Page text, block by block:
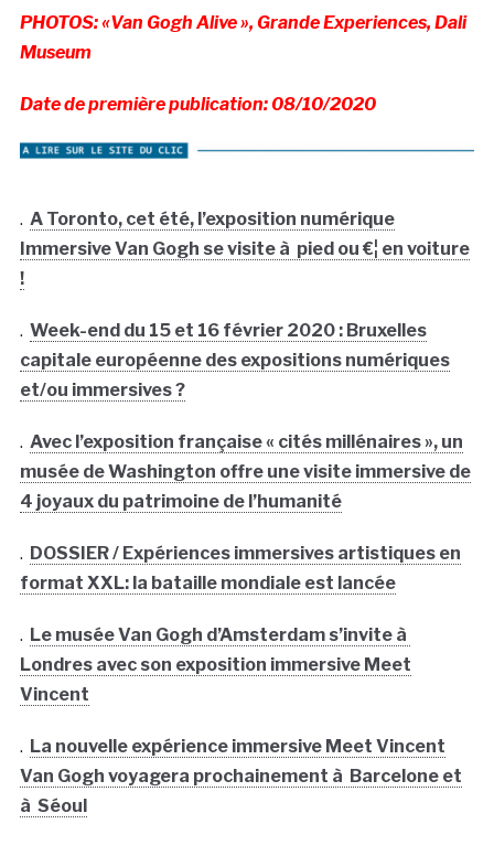
PHOTOS: «Van Gogh Alive », Grande Experiences, Dali
Museum
Date de première publication: 08/10/2020
. A Toronto, cet été, l’exposition numérique
Immersive Van Gogh se visite à pied ou €¦ en voiture
!
. Week-end du 15 et 16 février 2020 : Bruxelles
capitale européenne des expositions numériques
et/ou immersives ?
. Avec l’exposition française « cités millénaires », un
musée de Washington offre une visite immersive de
4 joyaux du patrimoine de l’humanité
. DOSSIER / Expériences immersives artistiques en
format XXL: la bataille mondiale est lancée
. Le musée Van Gogh d’Amsterdam s’invite à
Londres avec son exposition immersive Meet
Vincent
. La nouvelle expérience immersive Meet Vincent
Van Gogh voyagera prochainement à Barcelone et
à Séoul